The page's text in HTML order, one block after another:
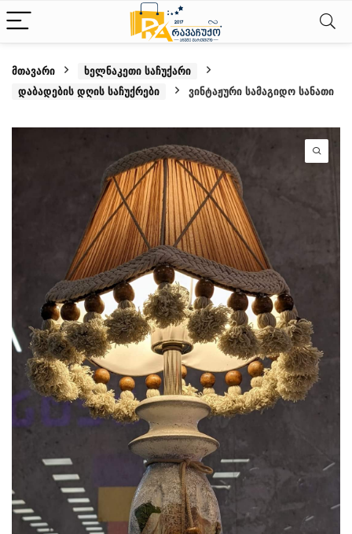
მთავარი
ხელნაკეთი საჩუქარი
დაბადების დღის საჩუქრები
ვინტაჟური სამაგიდო სანათი